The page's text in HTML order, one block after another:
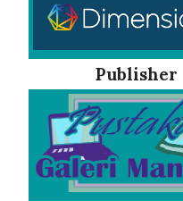
Publisher